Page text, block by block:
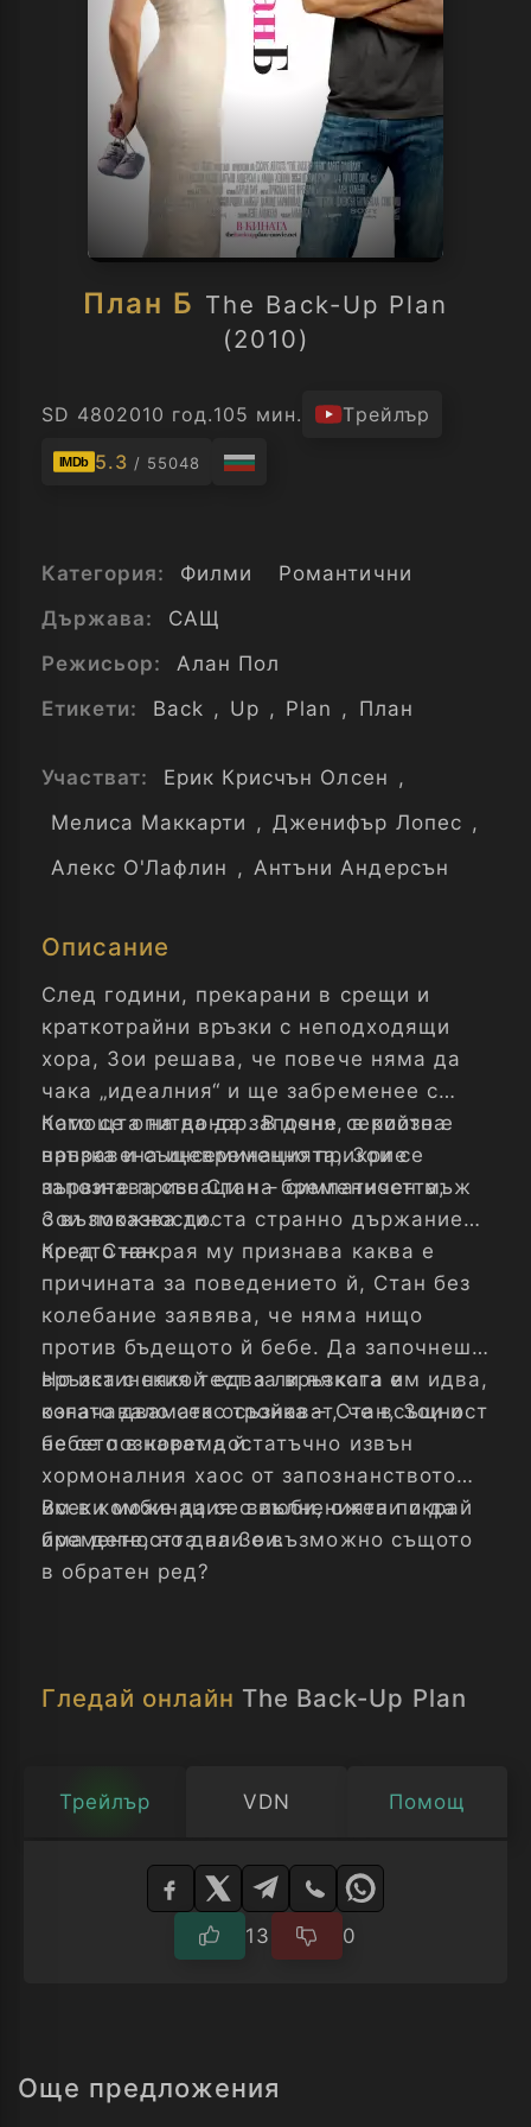
План Б The Back-Up Plan
(2010)
SD 4802010 год.105 мин. Трейлър
IMDb 5.3 / 55048
Категория: Филми
Романтични
Държава:
САЩ
Режисьор:
Алан Пол
Етикети:
Back , Up , Plan , План
Участват: Ерик Крисчън Олсен ,
Мелиса Маккарти , Дженифър Лопес ,
Алекс О'Лафлин , Антъни Андерсън
Описание
След години, прекарани в срещи и
краткотрайни връзки с неподходящи
хора, Зои решава, че повече няма да
чака „идеалния“ и ще забременее с
помощта на донор. В деня, в който е
направена инсеминацията, Зои се
запознава със Стан – симпатичен мъж
с възможности.
Като се опитва да започне сериозна
връзка и същевременно прикрие
първите признаци на бременността,
Зои показва доста странно държание
пред Стан.
Когато накрая му признава каква е
причината за поведението й, Стан без
колебание заявява, че няма нищо
против бъдещото й бебе. Да започнеш
връзка с някой едва ли някога е
означавало секс тройка – Стан, Зои и
бебето в корема й.
Но истинския тест за връзката им идва,
когато двамата осъзнават, че всъщност
не се познават достатъчно извън
хормоналния хаос от запознанството
им в комбинация с вълненията покрай
бременността на Зои.
Всеки може да се влюби, ожени и да
има дете, но дали е възможно същото
в обратен ред?
Гледай онлайн The Back-Up Plan
Трейлър VDN Помощ
Изберете
13 0
Още предложения